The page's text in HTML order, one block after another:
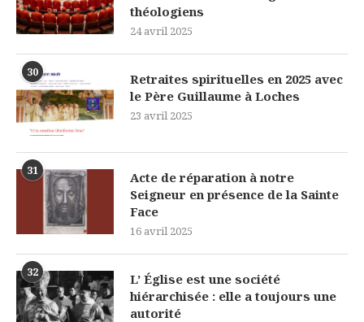
théologiens
24 avril 2025
30
Retraites spirituelles en 2025 avec
le Père Guillaume à Loches
23 avril 2025
31
Acte de réparation à notre
Seigneur en présence de la Sainte
Face
16 avril 2025
32
L’ Église est une société
hiérarchisée : elle a toujours une
autorité